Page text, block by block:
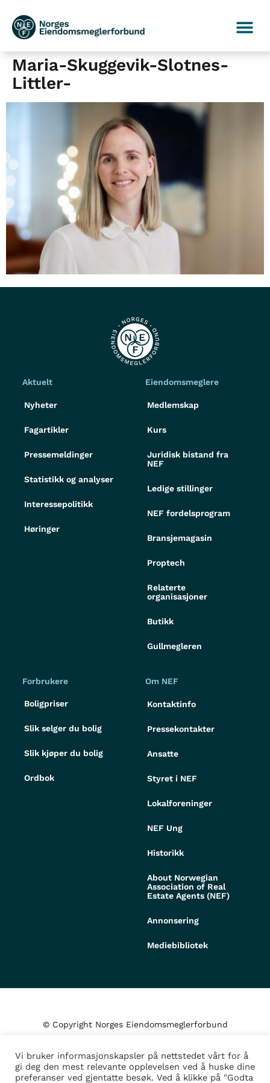
Maria-Skuggevik-Slotnes-
Littler-
Aktuelt
Nyheter
Fagartikler
Pressemeldinger
Statistikk og analyser
Interessepolitikk
Høringer
Eiendomsmeglere
Medlemskap
Kurs
Juridisk bistand fra
NEF
Ledige stillinger
NEF fordelsprogram
Bransjemagasin
Proptech
Relaterte
organisasjoner
Butikk
Gullmegleren
Forbrukere
Boligpriser
Slik selger du bolig
Slik kjøper du bolig
Ordbok
Om NEF
Kontaktinfo
Pressekontakter
Ansatte
Styret i NEF
Lokalforeninger
NEF Ung
Historikk
About Norwegian
Association of Real
Estate Agents (NEF)
Annonsering
Mediebibliotek
© Copyright Norges Eiendomsmeglerforbund
Personvern og cookies
Vi bruker informasjonskapsler på nettstedet vårt for å
gi deg den mest relevante opplevelsen ved å huske dine
preferanser ved gjentatte besøk. Ved å klikke på "Godta